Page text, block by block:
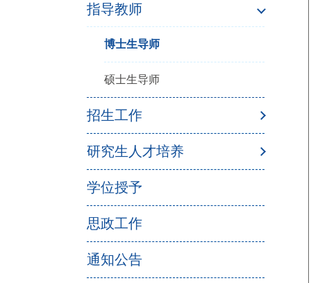
指导教师
博士生导师
硕士生导师
招生工作
研究生人才培养
学位授予
思政工作
通知公告